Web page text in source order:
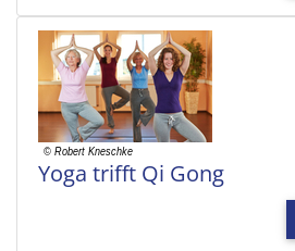
Yoga trifft Qi Gong